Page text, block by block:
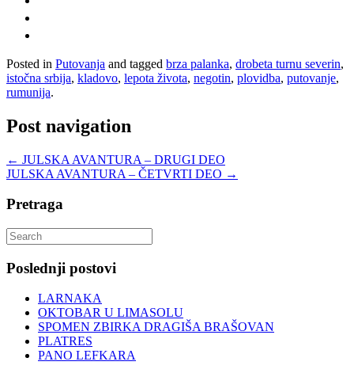
Posted in Putovanja and tagged brza palanka, drobeta turnu severin,
istočna srbija, kladovo, lepota života, negotin, plovidba, putovanje,
rumunija.
Post navigation
← JULSKA AVANTURA – DRUGI DEO
JULSKA AVANTURA – ČETVRTI DEO →
Pretraga
Search
for:
Poslednji postovi
LARNAKA
OKTOBAR U LIMASOLU
SPOMEN ZBIRKA DRAGIŠA BRAŠOVAN
PLATRES
PANO LEFKARA